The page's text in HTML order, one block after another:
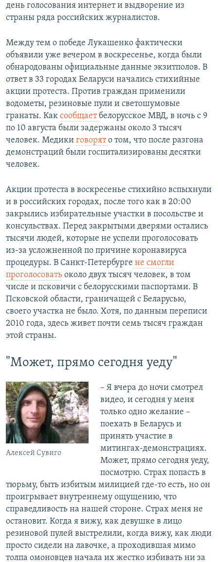
день голосования интернет и выдворение из
страны ряда российских журналистов.
Между тем о победе Лукашенко фактически
объявили уже вечером в воскресенье, когда были
обнародованы официальные данные экзитполов. В
ответ в 33 городах Беларуси начались стихийные
акции протеста. Против граждан применили
водометы, резиновые пули и светошумовые
гранаты. Как сообщает белорусское МВД, в ночь с 9
по 10 августа были задержаны около 3 тысяч
человек. Медики говорято том, что после разгона
демонстраций были госпитализированы десятки
человек.
Акции протеста в воскресенье стихийно вспыхнули
и в российских городах, после того как в 20:00
закрылись избирательные участки в посольстве и
консульствах. Перед закрытыми дверями остались
тысячи людей, которые не успели проголосовать
из-за усложненной по причине коронавируса
процедуры. В Санкт-Петербурге не смогли
проголосовать около двух тысяч человек, в том
числе и псковичи с белорусскими паспортами. В
Псковской области, граничащей с Беларусью,
своего участка не было. Хотя, по данным переписи
2010 года, здесь живет почти семь тысяч граждан
этой страны.
"Может, прямо сегодня уеду"
Алексей Сувиго
– Я вчера до ночи смотрел
видео, и сегодня у меня
только одно желание –
поехать в Беларусь и
принять участие в
митингах-демонстрациях.
Может, прямо сегодня уеду,
посмотрю. Страх попасть в
тюрьму, быть избитым милицией где-то есть, но он
проигрывает внутреннему ощущению, что
справедливость на нашей стороне. Страх меня не
остановит. Когда я вижу, как девушке в лицо
резиновой пулей выстрелили, когда вижу, как люди
просто сидели на лавочке, а проходившая мимо
толпа омоновцев начала их жестко избивать ни за